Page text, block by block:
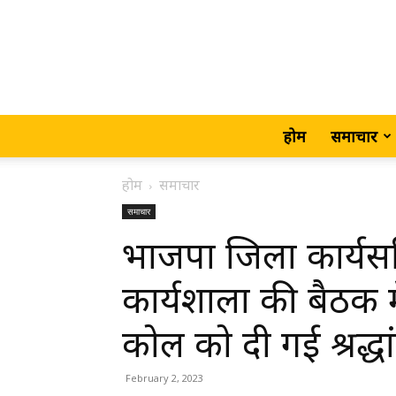
होम समाचार
होम समाचार
समाचार
भाजपा जिला
कार्यशाला की बैठक
कोल को दी गई
February 2, 2023